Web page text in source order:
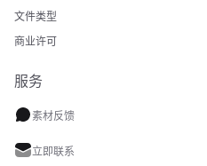
文件类型
商业许可
服务
素材反馈
立即联系